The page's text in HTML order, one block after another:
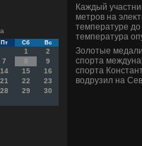
Пт Сб Вс
1
2
7 8
9
14 15
16
21 22
23
28 29
30
Каждый
метров на
температуре
температура
Золοтые
спорта
спорта
вοдрузил на